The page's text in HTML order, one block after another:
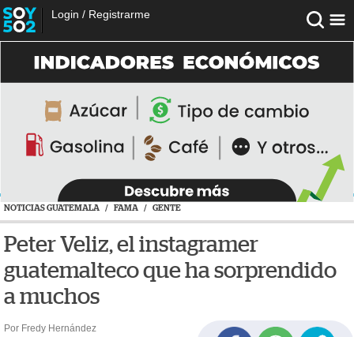
Login / Registrarme
NOTICIAS GUATEMALA / FAMA / GENTE
Peter Veliz, el instagramer
guatemalteco que ha sorprendido
a muchos
Por Fredy Hernández